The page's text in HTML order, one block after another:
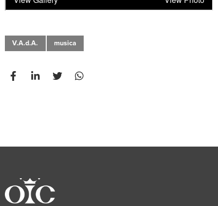
V.A.d.A. musica